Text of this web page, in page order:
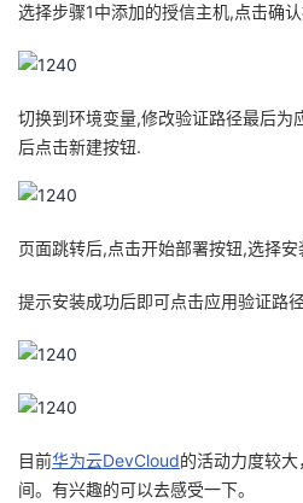
选择步骤1中添加的授信主机,点击确
切换到环境变量,修改验证路径最后为
后点击新建按钮.
页面跳转后,点击开始部署按钮,选择
提示安装成功后即可点击应用验证路
目前华为云DevCloud的活动力度较
间。有兴趣的可以去感受一下。